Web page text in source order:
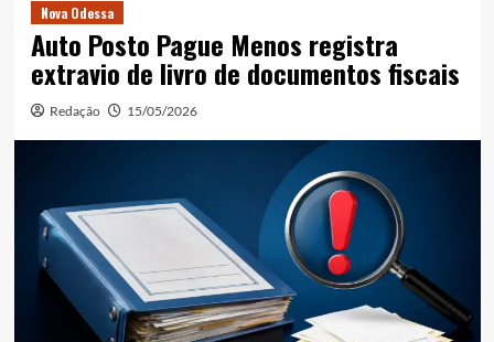
Nova Odessa
Auto Posto Pague Menos registra
extravio de livro de documentos fiscais
Redação 15/05/2026